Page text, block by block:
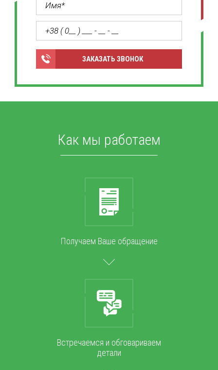
ЗАКАЗАТЬ ЗВОНОК
Как мы работаем
Получаем Ваше обращение
Встречаемся и обговариваем
детали